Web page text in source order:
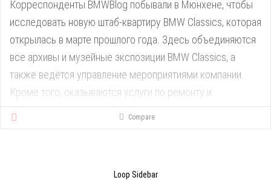
Корреспонденты BMWBlog побывали в Мюнхене, чтобы
исследовать новую штаб-квартиру BMW Classics, которая
открылась в марте прошлого года. Здесь объединяются
все архивы и музейные экспозиции BMW Classics, а
также ведётся управление мероприятиями компании.
Кроме того, оказываются услуги по ремонту и
реставрации классических автомобилей BMW, включая
редкие. Ранее сервис занимался исключительно
Compare
Loop Sidebar